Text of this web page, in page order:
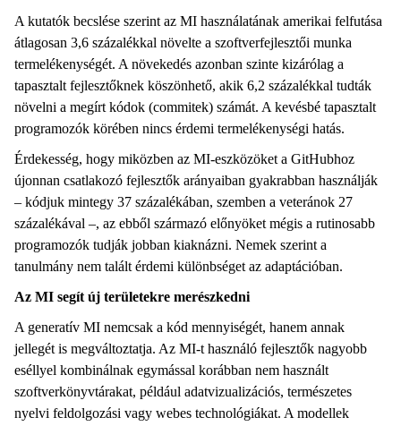
A kutatók becslése szerint az MI használatának amerikai felfutása
átlagosan 3,6 százalékkal növelte a szoftverfejlesztői munka
termelékenységét. A növekedés azonban szinte kizárólag a
tapasztalt fejlesztőknek köszönhető, akik 6,2 százalékkal tudták
növelni a megírt kódok (commitek) számát. A kevésbé tapasztalt
programozók körében nincs érdemi termelékenységi hatás.
Érdekesség, hogy miközben az MI-eszközöket a GitHubhoz
újonnan csatlakozó fejlesztők arányaiban gyakrabban használják
– kódjuk mintegy 37 százalékában, szemben a veteránok 27
százalékával –, az ebből származó előnyöket mégis a rutinosabb
programozók tudják jobban kiaknázni. Nemek szerint a
tanulmány nem talált érdemi különbséget az adaptációban.
Az MI segít új területekre merészkedni
A generatív MI nemcsak a kód mennyiségét, hanem annak
jellegét is megváltoztatja. Az MI-t használó fejlesztők nagyobb
eséllyel kombinálnak egymással korábban nem használt
szoftverkönyvtárakat, például adatvizualizációs, természetes
nyelvi feldolgozási vagy webes technológiákat. A modellek